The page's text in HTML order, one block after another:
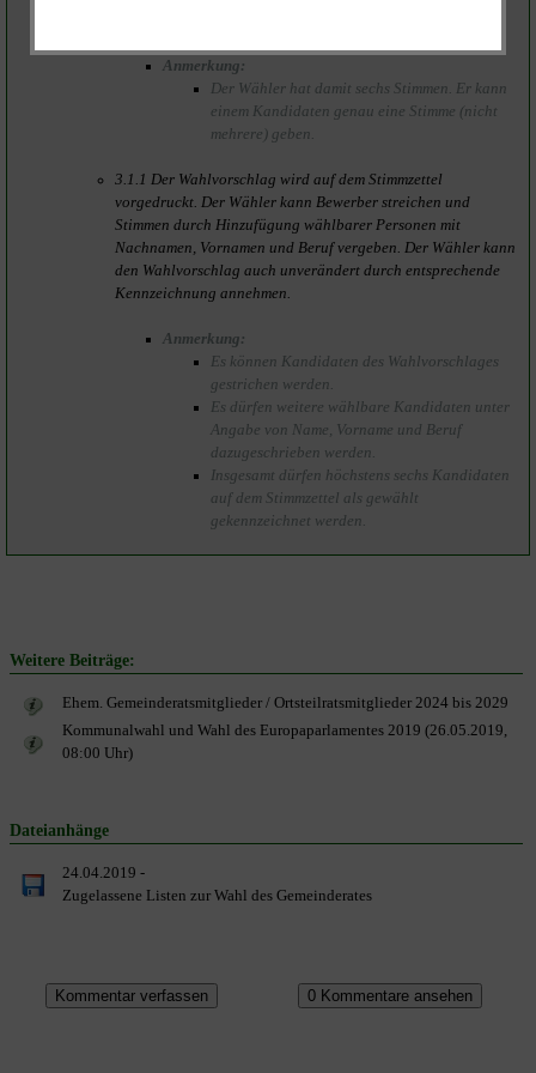
Anmerkung:
Der Wähler hat damit sechs Stimmen. Er kann
einem Kandidaten genau eine Stimme (nicht
mehrere) geben.
3.1.1 Der Wahlvorschlag wird auf dem Stimmzettel
vorgedruckt. Der Wähler kann Bewerber streichen und
Stimmen durch Hinzufügung wählbarer Personen mit
Nachnamen, Vornamen und Beruf vergeben. Der Wähler kann
den Wahlvorschlag auch unverändert durch entsprechende
Kennzeichnung annehmen.
Anmerkung:
Es können Kandidaten des Wahlvorschlages
gestrichen werden.
Es dürfen weitere wählbare Kandidaten unter
Angabe von Name, Vorname und Beruf
dazugeschrieben werden.
Insgesamt dürfen höchstens sechs Kandidaten
auf dem Stimmzettel als gewählt
gekennzeichnet werden.
Weitere Beiträge:
Ehem. Gemeinderatsmitglieder / Ortsteilratsmitglieder 2024 bis 2029
Kommunalwahl und Wahl des Europaparlamentes 2019 (26.05.2019,
08:00 Uhr)
Dateianhänge
24.04.2019 -
Zugelassene Listen zur Wahl des Gemeinderates